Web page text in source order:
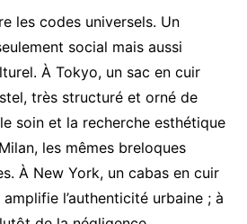
les codes universels. Un
social mais aussi
À Tokyo, un sac en cuir
très structuré et orné de
soin et la recherche esthétique
les mêmes breloques
À New York, un cabas en cuir
amplifie l’authenticité urbaine ; à